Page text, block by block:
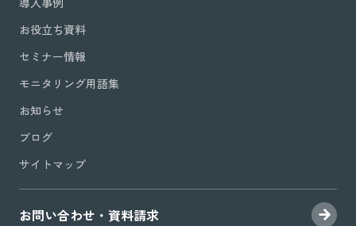
お役立ち資料
セミナー情報
モニタリング用語集
お知らせ
ブログ
サイトマップ
お問い合わせ・資料請求